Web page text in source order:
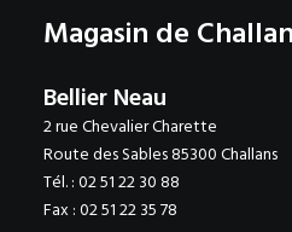
Magasin de
Bellier Neau
2 rue Chevalier Charette
Route des Sables 85300 Challans
Tél. : 02 51 22 30 88
Fax : 02 51 22 35 78